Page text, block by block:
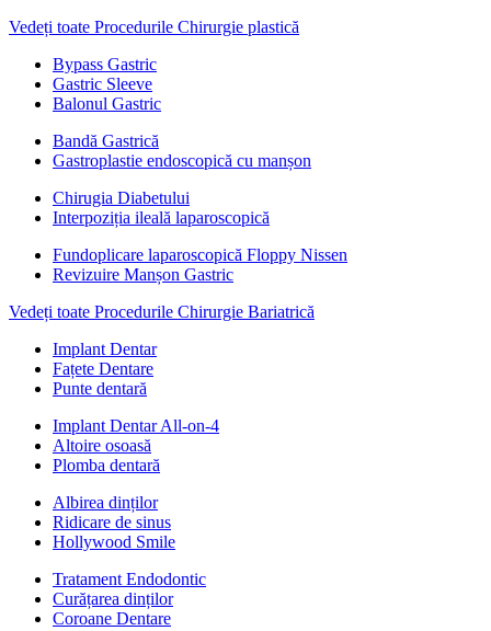
Vedeți toate Procedurile Chirurgie plastică
Bypass Gastric
Gastric Sleeve
Balonul Gastric
Bandă Gastrică
Gastroplastie endoscopică cu manșon
Chirugia Diabetului
Interpoziția ileală laparoscopică
Fundoplicare laparoscopică Floppy Nissen
Revizuire Manșon Gastric
Vedeți toate Procedurile Chirurgie Bariatrică
Implant Dentar
Fațete Dentare
Punte dentară
Implant Dentar All-on-4
Altoire osoasă
Plomba dentară
Albirea dinților
Ridicare de sinus
Hollywood Smile
Tratament Endodontic
Curățarea dinților
Coroane Dentare